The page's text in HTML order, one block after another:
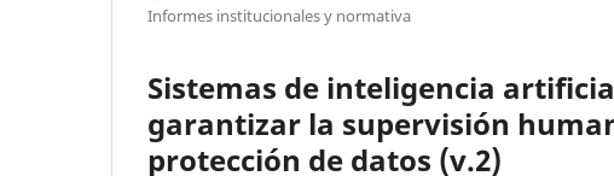
Informes institucionales y normativa
Sistemas de inteligencia
garantizar la supervisión
protección de datos (v.2)